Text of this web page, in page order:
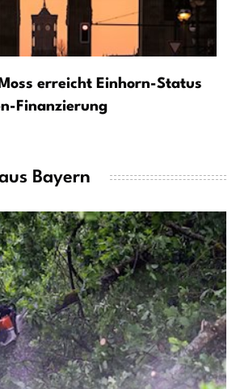
erreicht Einhorn-Status
Finanzierung
Bayern